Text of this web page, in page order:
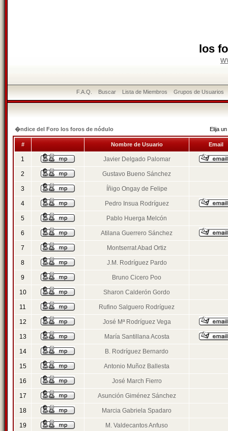
los
F.A.Q. Buscar Lista de Miembros Grupos de Usuarios
�ndice del Foro los foros de nódulo Elija
# Nombre de Usuario Email
1 Javier Delgado Palomar
2 Gustavo Bueno Sánchez
3 Íñigo Ongay de Felipe
4 Pedro Insua Rodríguez
5 Pablo Huerga Melcón
6 Atilana Guerrero Sánchez
7 Montserrat Abad Ortiz
8 J.M. Rodríguez Pardo
9 Bruno Cicero Poo
10 Sharon Calderón Gordo
11 Rufino Salguero Rodríguez
12 José Mª Rodríguez Vega
13 María Santillana Acosta
14 B. Rodríguez Bernardo
15 Antonio Muñoz Ballesta
16 José March Fierro
17 Asunción Giménez Sánchez
18 Marcia Gabriela Spadaro
19 M. Valdecantos Anfuso